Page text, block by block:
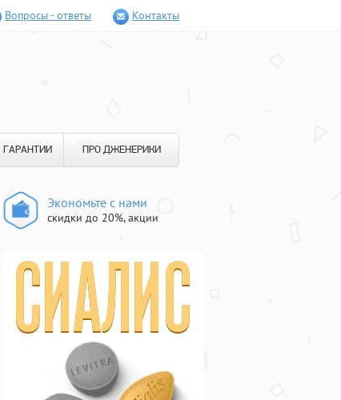
Вопросы - ответы Контакты
ГАРАНТИИ ПРО ДЖЕНЕРИКИ
Экономьте с нами
скидки до 20%, акции